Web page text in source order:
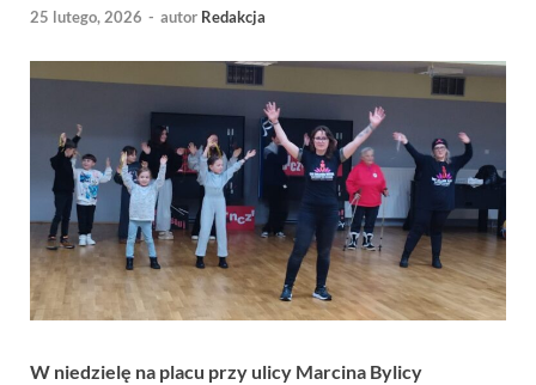
25 lutego, 2026 - autor Redakcja
W niedzielę na placu przy ulicy Marcina Bylicy